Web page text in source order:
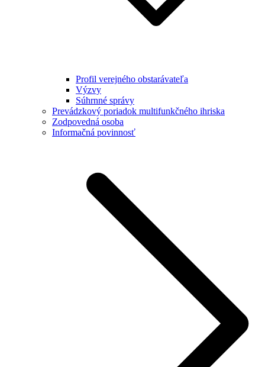
Profil verejného obstarávateľa
Výzvy
Súhrnné správy
Prevádzkový poriadok multifunkčného ihriska
Zodpovedná osoba
Informačná povinnosť